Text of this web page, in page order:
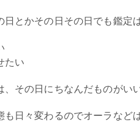
日とかその日その日でも鑑定
たい
、その日にちなんだものがい
も日々変わるのでオーラなど